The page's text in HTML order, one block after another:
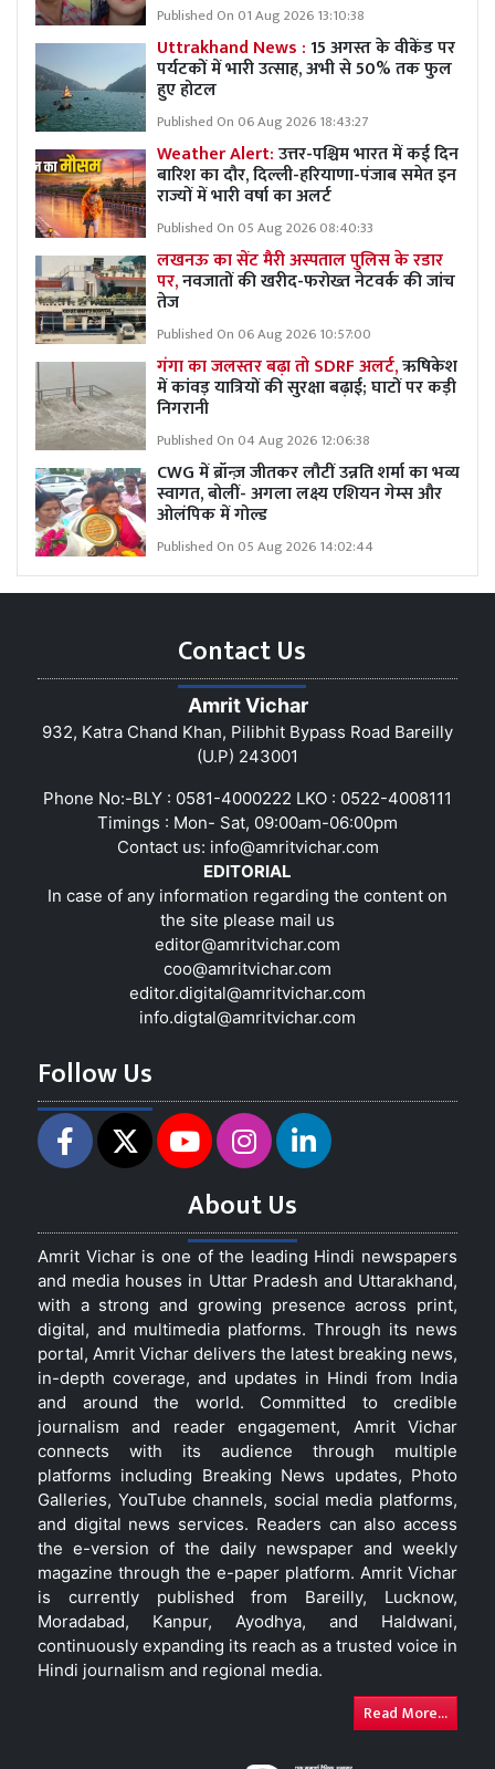
Published On 01 Aug 2026 13:10:38
Uttrakhand News :15 अगस्त के वीकेंड पर
पर्यटकों में भारी उत्साह, अभी से 50% तक फुल
हुए होटल
Published On 06 Aug 2026 18:43:27
Weather Alert:उत्तर-पश्चिम भारत में कई दिन
बारिश का दौर, दिल्ली-हरियाणा-पंजाब समेत इन
राज्यों में भारी वर्षा का अलर्ट
Published On 05 Aug 2026 08:40:33
लखनऊ का सेंट मैरी अस्पताल पुलिस के रडार
पर,नवजातों की खरीद-फरोख्त नेटवर्क की जांच
तेज
Published On 06 Aug 2026 10:57:00
गंगा का जलस्तर बढ़ा तो SDRF अलर्ट,ऋषिकेश
में कांवड़ यात्रियों की सुरक्षा बढ़ाई; घाटों पर कड़ी
निगरानी
Published On 04 Aug 2026 12:06:38
CWG में ब्रॉन्ज़ जीतकर लौटीं उन्नति शर्मा का भव्य
स्वागत, बोलीं- अगला लक्ष्य एशियन गेम्स और
ओलंपिक में गोल्ड
Published On 05 Aug 2026 14:02:44
Contact Us
Amrit Vichar
932, Katra Chand Khan, Pilibhit Bypass Road Bareilly
(U.P) 243001
Phone No:-BLY : 0581-4000222 LKO : 0522-4008111
Timings : Mon- Sat, 09:00am-06:00pm
Contact us: info@amritvichar.com
EDITORIAL
In case of any information regarding the content on
the site please mail us
editor@amritvichar.com
coo@amritvichar.com
editor.digital@amritvichar.com
info.digtal@amritvichar.com
Follow Us
About Us
Amrit Vichar is one of the leading Hindi newspapers
and media houses in Uttar Pradesh and Uttarakhand,
with a strong and growing presence across print,
digital, and multimedia platforms. Through its news
portal, Amrit Vichar delivers the latest breaking news,
in-depth coverage, and updates in Hindi from India
and around the world. Committed to credible
journalism and reader engagement, Amrit Vichar
connects with its audience through multiple
platforms including Breaking News updates, Photo
Galleries, YouTube channels, social media platforms,
and digital news services. Readers can also access
the e-version of the daily newspaper and weekly
magazine through the e-paper platform. Amrit Vichar
is currently published from Bareilly, Lucknow,
Moradabad, Kanpur, Ayodhya, and Haldwani,
continuously expanding its reach as a trusted voice in
Hindi journalism and regional media.
Read More...